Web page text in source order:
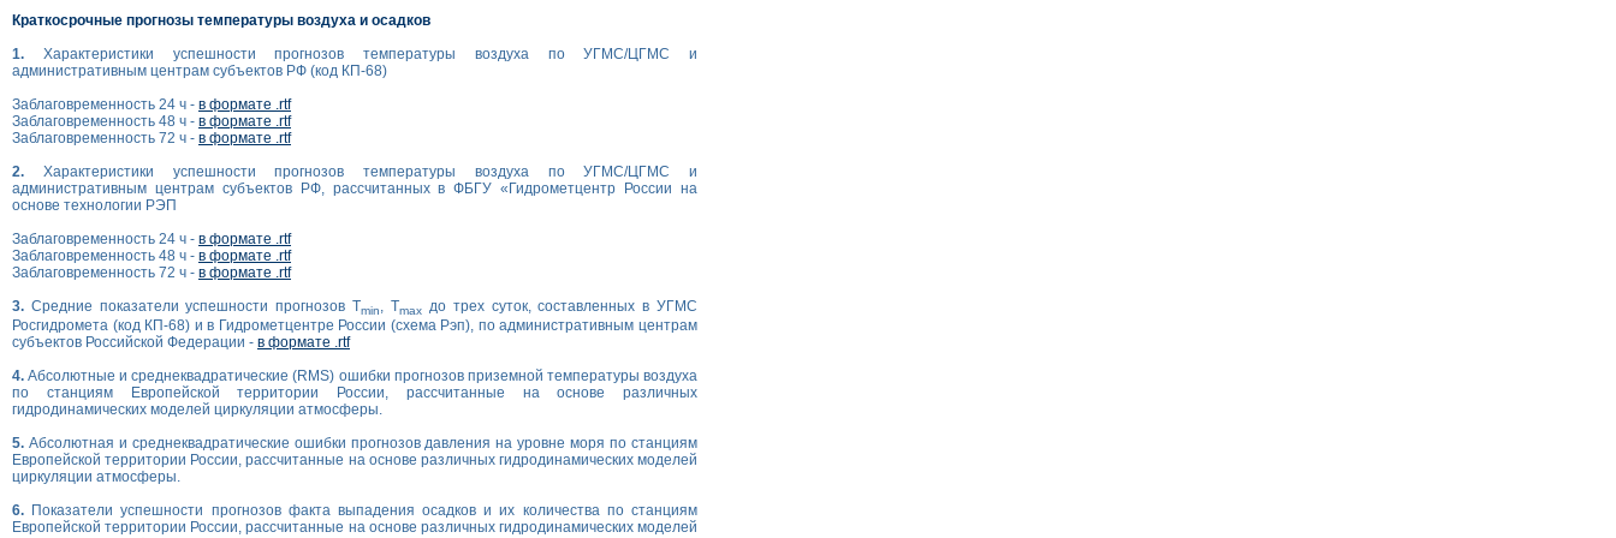
Краткосрочные прогнозы температуры воздуха и осадков
1. Характеристики успешности прогнозов температуры воздуха по УГМС/ЦГМС и
административным центрам субъектов РФ (код КП-68)
Заблаговременность 24 ч - в формате .rtf
Заблаговременность 48 ч - в формате .rtf
Заблаговременность 72 ч - в формате .rtf
2. Характеристики успешности прогнозов температуры воздуха по УГМС/ЦГМС и
административным центрам субъектов РФ, рассчитанных в ФБГУ «Гидрометцентр России на
основе технологии РЭП
Заблаговременность 24 ч - в формате .rtf
Заблаговременность 48 ч - в формате .rtf
Заблаговременность 72 ч - в формате .rtf
3. Средние показатели успешности прогнозов Tmin, Tmax до трех суток, составленных в УГМС
Росгидромета (код КП-68) и в Гидрометцентре России (схема Рэп), по административным центрам
субъектов Российской Федерации - в формате .rtf
4. Абсолютные и среднеквадратические (RMS) ошибки прогнозов приземной температуры воздуха
по станциям Европейской территории России, рассчитанные на основе различных
гидродинамических моделей циркуляции атмосферы.
5. Абсолютная и среднеквадратические ошибки прогнозов давления на уровне моря по станциям
Европейской территории России, рассчитанные на основе различных гидродинамических моделей
циркуляции атмосферы.
6. Показатели успешности прогнозов факта выпадения осадков и их количества по станциям
Европейской территории России, рассчитанные на основе различных гидродинамических моделей